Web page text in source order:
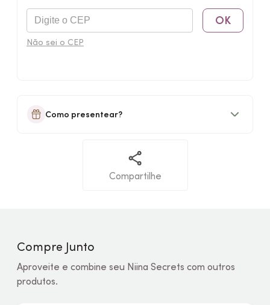
OK
Não sei o CEP
Como presentear?
Compartilhe
Compre Junto
Aproveite e combine seu Niina Secrets com outros
produtos.